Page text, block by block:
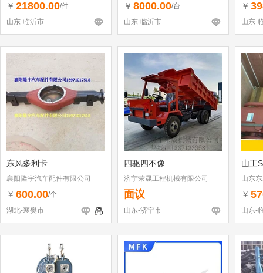
￥ 21800.00/件
山东-临沂市
￥ 8000.00/台
山东-临沂市
￥
山东-
东风多利卡
襄阳隆宇汽车配件有限公司
￥ 600.00/个
湖北-襄樊市
四驱四不像
济宁荣晟工程机械有限公司
面议
山东-济宁市
山工
山东
￥
山东-